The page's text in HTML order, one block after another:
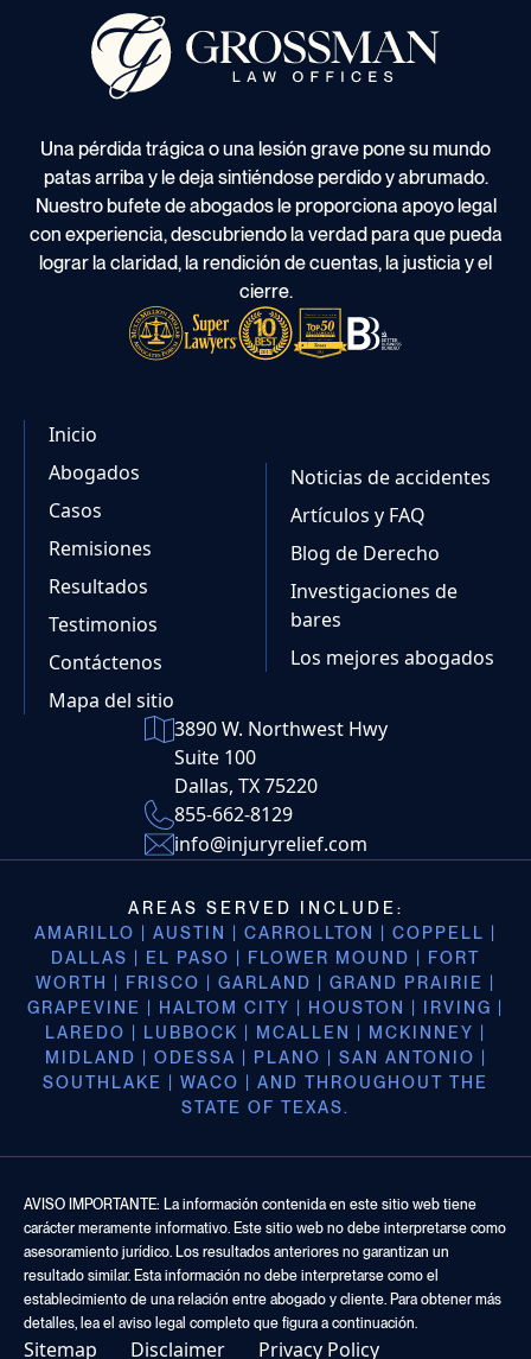
Una pérdida trágica o una lesión grave pone su mundo
patas arriba y le deja sintiéndose perdido y abrumado.
Nuestro bufete de abogados le proporciona apoyo legal
con experiencia, descubriendo la verdad para que pueda
lograr la claridad, la rendición de cuentas, la justicia y el
cierre.
Inicio
Abogados
Casos
Remisiones
Resultados
Testimonios
Contáctenos
Mapa del sitio
Noticias de accidentes
Artículos y FAQ
Blog de Derecho
Investigaciones de
bares
Los mejores abogados
3890 W. Northwest Hwy
Suite 100
Dallas, TX 75220
855-662-8129
info@injuryrelief.com
AREAS SERVED INCLUDE:
AMARILLO | AUSTIN | CARROLLTON | COPPELL |
DALLAS | EL PASO | FLOWER MOUND | FORT
WORTH | FRISCO | GARLAND | GRAND PRAIRIE |
GRAPEVINE | HALTOM CITY | HOUSTON | IRVING |
LAREDO | LUBBOCK | MCALLEN | MCKINNEY |
MIDLAND | ODESSA | PLANO | SAN ANTONIO |
SOUTHLAKE | WACO | AND THROUGHOUT THE
STATE OF TEXAS.
AVISO IMPORTANTE: La información contenida en este sitio web tiene
carácter meramente informativo. Este sitio web no debe interpretarse como
asesoramiento jurídico. Los resultados anteriores no garantizan un
resultado similar. Esta información no debe interpretarse como el
establecimiento de una relación entre abogado y cliente. Para obtener más
detalles, lea el aviso legal completo que figura a continuación.
Sitemap Disclaimer Privacy Policy